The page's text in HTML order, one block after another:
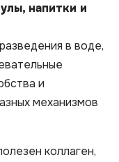
напитки и
в воде,
и
механизмов
коллаген,